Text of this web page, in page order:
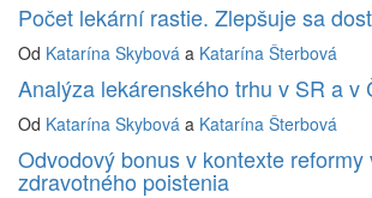
Počet lekární rastie. Zlepšuje sa
Od Katarína Skybová a Katarína Šterbová
Analýza lekárenského trhu v SR a v
Od Katarína Skybová a Katarína Šterbová
Odvodový bonus v kontexte reformy
zdravotného poistenia